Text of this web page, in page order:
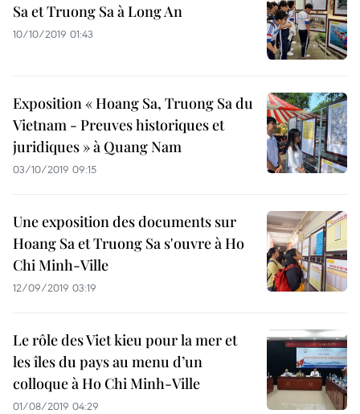
Sa et Truong Sa à Long An
10/10/2019 01:43
Exposition « Hoang Sa, Truong Sa du
Vietnam - Preuves historiques et
juridiques » à Quang Nam
03/10/2019 09:15
Une exposition des documents sur
Hoang Sa et Truong Sa s'ouvre à Ho
Chi Minh-Ville
12/09/2019 03:19
Le rôle des Viet kieu pour la mer et
les îles du pays au menu d’un
colloque à Ho Chi Minh-Ville
01/08/2019 04:29